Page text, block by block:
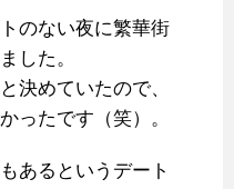
のない夜に繁華街
した。
決めていたので、
ったです（笑）。
あるというデート